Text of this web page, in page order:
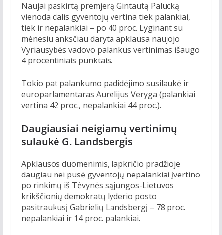
Naujai paskirtą premjerą Gintautą Palucką
vienoda dalis gyventojų vertina tiek palankiai,
tiek ir nepalankiai – po 40 proc. Lyginant su
mėnesiu anksčiau daryta apklausa naujojo
Vyriausybės vadovo palankus vertinimas išaugo
4 procentiniais punktais.
Tokio pat palankumo padidėjimo susilaukė ir
europarlamentaras Aurelijus Veryga (palankiai
vertina 42 proc., nepalankiai 44 proc.).
Daugiausiai neigiamų vertinimų
sulaukė G. Landsbergis
Apklausos duomenimis, lapkričio pradžioje
daugiau nei pusė gyventojų nepalankiai įvertino
po rinkimų iš Tėvynės sąjungos-Lietuvos
krikščionių demokratų lyderio posto
pasitraukusį Gabrielių Landsbergį – 78 proc.
nepalankiai ir 14 proc. palankiai.